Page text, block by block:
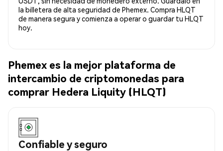
la billetera de alta seguridad de Phemex. Compra HLQT
de manera segura y comienza a operar o guardar tu HLQT
hoy.
Phemex es la mejor plataforma de
intercambio de criptomonedas para
comprar Hedera Liquity (HLQT)
Confiable y seguro